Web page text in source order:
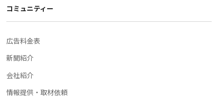
コミュニティー
広告料金表
新聞紹介
会社紹介
情報提供・取材依頼